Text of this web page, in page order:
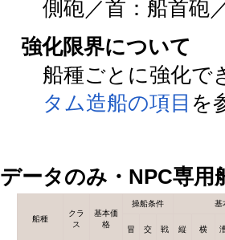
側砲／首：船首砲
強化限界について
船種ごとに強化で
タム造船の項目 を
データのみ・NPC専
船種
クラ
ス
基本価
格
操船条件 基
冒 交 戦 縦 横